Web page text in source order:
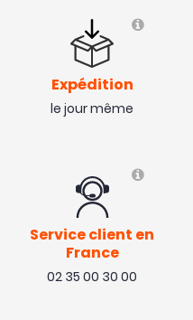
Expédition
le jour même
Service client en
France
02 35 00 30 00